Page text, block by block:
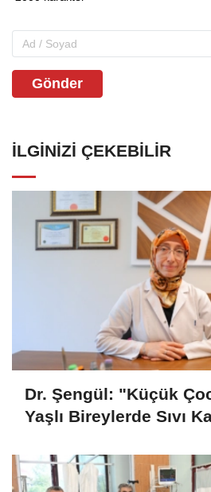
Gönder
İLGINIZI ÇEKEBILIR
Dr. Şengül: "Küçük
Yaşlı Bireylerde Sıvı